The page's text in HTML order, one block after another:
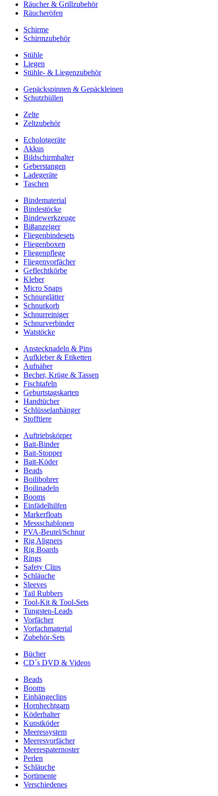
Räucher & Grillzubehör
Räucheröfen
Schirme
Schirmzubehör
Stühle
Liegen
Stühle- & Liegenzubehör
Gepäckspinnen & Gepäckleinen
Schutzhüllen
Zelte
Zeltzubehör
Echolotgeräte
Akkus
Bildschirmhalter
Geberstangen
Ladegeräte
Taschen
Bindematerial
Bindestöcke
Bindewerkzeuge
Bißanzeiger
Fliegenbindesets
Fliegenboxen
Fliegenpflege
Fliegenvorfächer
Geflechtkörbe
Kleber
Micro Snaps
Schnurglätter
Schnurkorb
Schnurreiniger
Schnurverbinder
Watstöcke
Anstecknadeln & Pins
Aufkleber & Etiketten
Aufnäher
Becher, Krüge & Tassen
Fischtafeln
Geburtstagskarten
Handtücher
Schlüsselanhänger
Stofftiere
Auftriebskörper
Bait-Binder
Bait-Stopper
Bait-Köder
Beads
Boilibohrer
Boilinadeln
Booms
Einfädelhilfen
Markerfloats
Messschablonen
PVA-Beutel/Schnur
Rig Aligners
Rig Boards
Rings
Safety Clips
Schläuche
Sleeves
Tail Rubbers
Tool-Kit & Tool-Sets
Tungsten-Leads
Vorfächer
Vorfachmaterial
Zubehör-Sets
Bücher
CD´s DVD & Videos
Beads
Booms
Einhängeclips
Hornhechtgarn
Köderhalter
Kunstköder
Meeressystem
Meeresvorfächer
Meerespaternoster
Perlen
Schläuche
Sortimente
Verschiedenes